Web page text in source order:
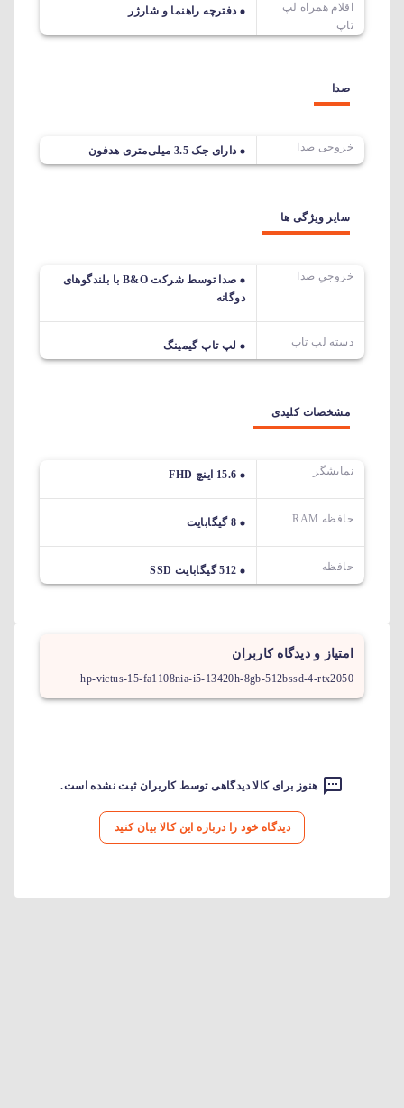
اقلام همراه لپ
تاپ
دفترچه راهنما و شارژر
صدا
خروجی صدا دارای جک 3.5 میلی‌متری هدفون
سایر ویژگی ها
خروجیِ صدا
صدا توسط شرکت B&O با بلندگوهای
دوگانه
دسته لپ تاپ لپ تاپ گیمینگ
مشخصات کلیدی
نمایشگر 15.6 اینچ FHD
حافظه RAM 8 گیگابایت
حافظه 512 گیگابایت SSD
امتیاز و دیدگاه کاربران
hp-victus-15-fa1108nia-i5-13420h-8gb-512bssd-4-rtx2050
هنوز برای کالا دیدگاهی توسط کاربران ثبت نشده است.
دیدگاه خود را درباره این کالا بیان کنید